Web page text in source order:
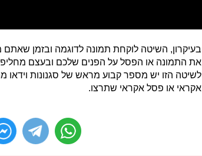
בעיקרון, השיטה לוקחת תמונה לדוגמה ובזמן
את התמונה או הפסל על הפנים שלכם ובעצם
לשיטה הזו יש מספר קבוע מראש של סגנונות וידאו
אקראי או פסל אקראי שתרצו.